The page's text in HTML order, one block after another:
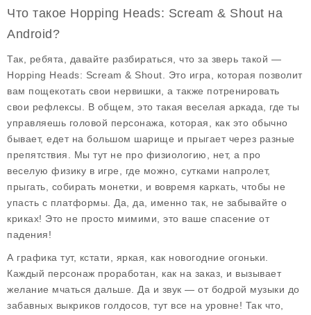
Что такое Hopping Heads: Scream & Shout на
Android?
Так, ребята, давайте разбираться, что за зверь такой —
Hopping Heads: Scream & Shout . Это игра, которая позволит
вам пощекотать свои нервишки, а также потренировать
свои рефлексы. В общем, это такая веселая аркада, где ты
управляешь головой персонажа, которая, как это обычно
бывает, едет на большом шарище и прыгает через разные
препятствия. Мы тут не про физиологию, нет, а про
веселую физику в игре, где можно, сутками напролет,
прыгать, собирать монетки, и вовремя каркать, чтобы не
упасть с платформы. Да, да, именно так, не забывайте о
криках! Это не просто мимими, это ваше спасение от
падения!
А графика тут, кстати, яркая, как новогодние огоньки.
Каждый персонаж проработан, как на заказ, и вызывает
желание мчаться дальше. Да и звук — от бодрой музыки до
забавных выкриков голдосов, тут все на уровне! Так что,